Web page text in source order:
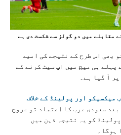
مقابلے میں دو گولز سے شکست دی ہے
بھی اس طرح کے نتیجے کی امید
پہلے ہی میچ میں اپ سیٹ کرنے کے
آ گیا ہے۔
میکسیکو اور پولینڈ کے خلاف
بعد سعودی عرب کا اعتماد تو عروج
کو یہ نتیجہ ذہن میں